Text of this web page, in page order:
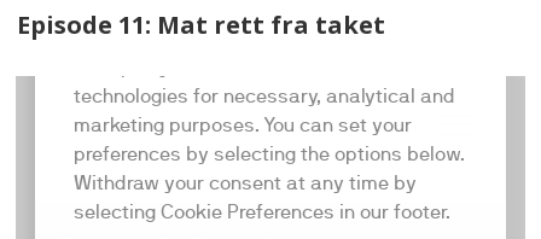
Episode 11: Mat rett fra taket